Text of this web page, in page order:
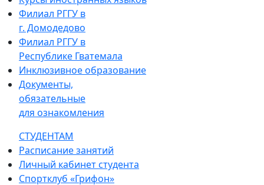
Филиал РГГУ в
г. Домодедово
Филиал РГГУ в
Республике Гватемала
Инклюзивное образование
Документы,
обязательные
для ознакомления
СТУДЕНТАМ
Расписание занятий
Личный кабинет студента
Спортклуб «Грифон»